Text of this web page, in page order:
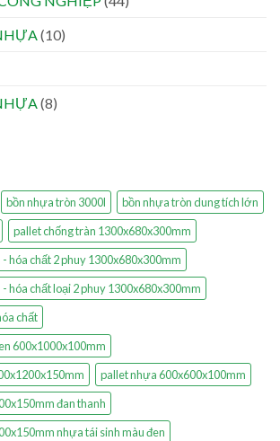
(10)
(8)
bồn nhựa tròn 3000l
bồn nhựa tròn dung tích lớn
pallet chống tràn 1300x680x300mm
hóa chất 2 phuy 1300x680x300mm
hóa chất loại 2 phuy 1300x680x300mm
chất
600x1000x100mm
pallet nhựa 600x600x100mm
đan thanh
nhựa tái sinh màu đen